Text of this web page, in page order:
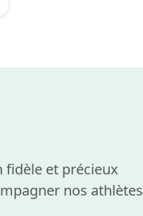
fidèle et précieux
nos athlètes